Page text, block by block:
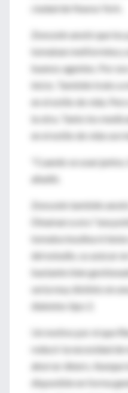
ciudad de Nueva York.
Zonszein anotó que
tomaban metformina y
buenos agentes. Por
inicio. También trato a
en el estilo de vida.
la otra. Tanto los
en el estilo de vida son
"Cuando se usan
añadió.
Zonszein también
Dinamarca era "una
tomaba insulina ni
del estudio, su azúcar
bastante bien
sería muy distinto en
diabetes tipo 2.
Un motivo por el que
reducir la necesidad
ahorrar dinero. Aunque
disponible en forma